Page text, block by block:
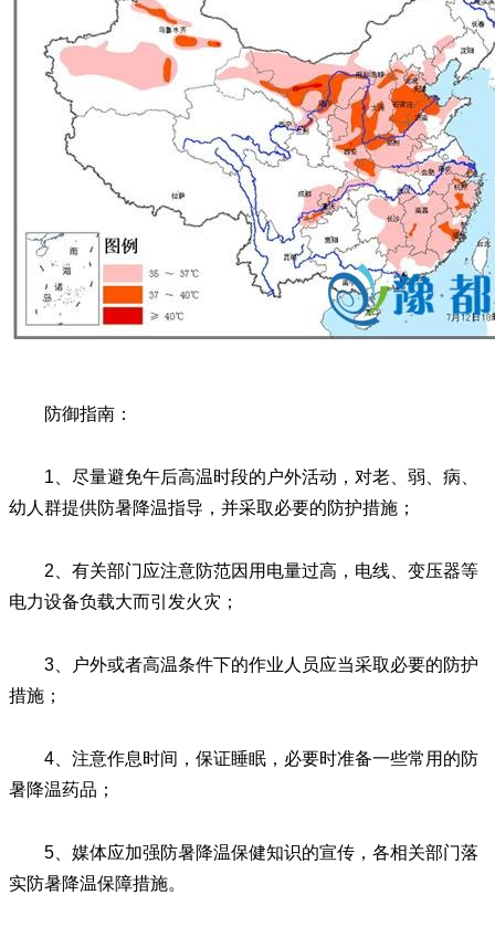
防御指南：
1、尽量避免午后高温时段的户外活动，对老、弱、病、
幼人群提供防暑降温指导，并采取必要的防护措施；
2、有关部门应注意防范因用电量过高，电线、变压器等
电力设备负载大而引发火灾；
3、户外或者高温条件下的作业人员应当采取必要的防护
措施；
4、注意作息时间，保证睡眠，必要时准备一些常用的防
暑降温药品；
5、媒体应加强防暑降温保健知识的宣传，各相关部门落
实防暑降温保障措施。